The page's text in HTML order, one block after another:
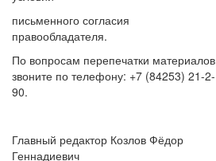
письменного согласия
правообладателя.
По вопросам перепечатки материалов
звоните по телефону: +7 (84253) 21-2-
90.
Главный редактор Козлов Фёдор
Геннадиевич